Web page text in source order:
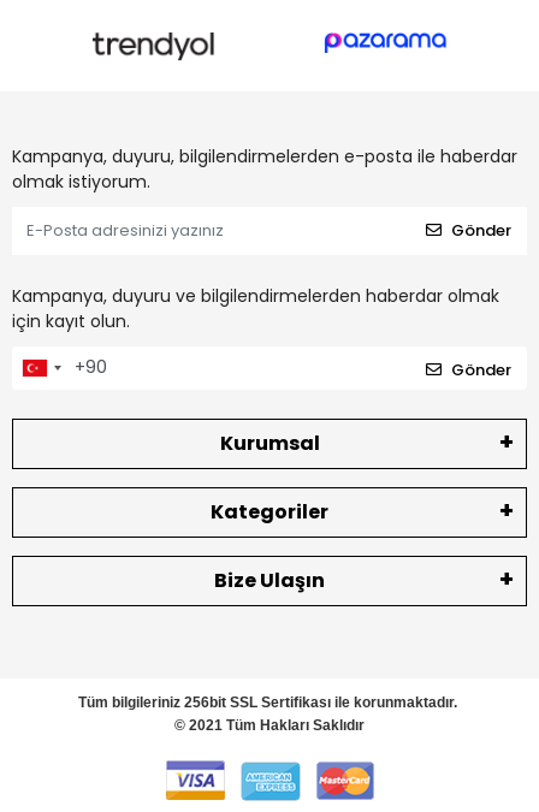
Kampanya, duyuru, bilgilendirmelerden e-posta ile haberdar
olmak istiyorum.
Gönder
Kampanya, duyuru ve bilgilendirmelerden haberdar olmak
için kayıt olun.
Gönder
Kurumsal
Kategoriler
Bize Ulaşın
Tüm bilgileriniz 256bit SSL Sertifikası ile korunmaktadır.
© 2021 Tüm Hakları Saklıdır